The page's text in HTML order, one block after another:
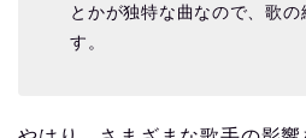
とかが独特な曲なので、歌
す。